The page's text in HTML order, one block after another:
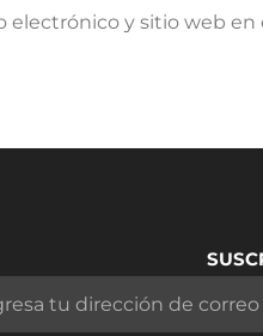
electrónico y sitio web